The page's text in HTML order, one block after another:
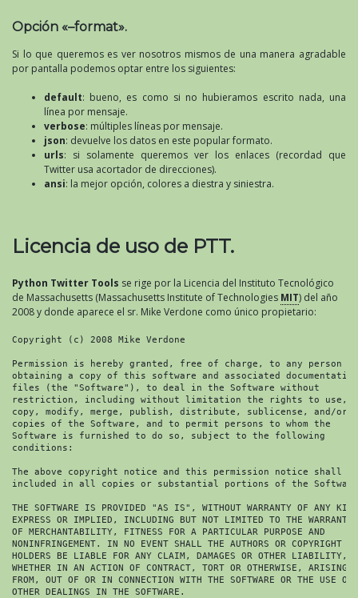
Opción «–format».
Si lo que queremos es ver nosotros mismos de una manera agradable
por pantalla podemos optar entre los siguientes:
default: bueno, es como si no hubieramos escrito nada, una
línea por mensaje.
verbose: múltiples líneas por mensaje.
json: devuelve los datos en este popular formato.
urls: si solamente queremos ver los enlaces (recordad que
Twitter usa acortador de direcciones).
ansi: la mejor opción, colores a diestra y siniestra.
Licencia de uso de PTT.
Python Twitter Tools se rige por la Licencia del Instituto Tecnológico
de Massachusetts (Massachusetts Institute of Technologies MIT) del año
2008 y donde aparece el sr. Mike Verdone como único propietario:
Copyright (c) 2008 Mike Verdone
Permission is hereby granted, free of charge, to any person
obtaining a copy of this software and associated documentation
files (the "Software"), to deal in the Software without
restriction, including without limitation the rights to use,
copy, modify, merge, publish, distribute, sublicense, and/or
copies of the Software, and to permit persons to whom the
Software is furnished to do so, subject to the following
conditions:
The above copyright notice and this permission notice shall be
included in all copies or substantial portions of the
THE SOFTWARE IS PROVIDED "AS IS", WITHOUT WARRANTY OF ANY
EXPRESS OR IMPLIED, INCLUDING BUT NOT LIMITED TO THE
OF MERCHANTABILITY, FITNESS FOR A PARTICULAR PURPOSE AND
NONINFRINGEMENT. IN NO EVENT SHALL THE AUTHORS OR COPYRIGHT
HOLDERS BE LIABLE FOR ANY CLAIM, DAMAGES OR OTHER LIABILITY,
WHETHER IN AN ACTION OF CONTRACT, TORT OR OTHERWISE, ARISING
FROM, OUT OF OR IN CONNECTION WITH THE SOFTWARE OR THE USE OR
OTHER DEALINGS IN THE SOFTWARE.